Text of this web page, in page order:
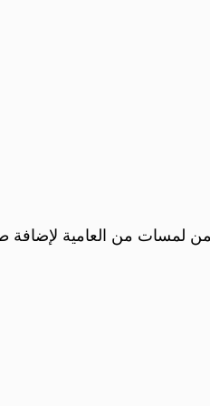
لمسات من العامية